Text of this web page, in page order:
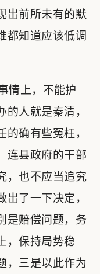
出前所未有的默
都知道应该低调
情上，不能护
人就是秦清，
确有些冤枉，
连县政府的干部
，也不应当追究
了一下决定，
是赔偿问题，务
，保持局势稳
，三是以此作为